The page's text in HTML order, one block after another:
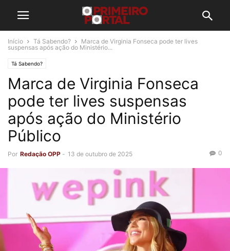
Início Tá Sabendo?
Marca de Virginia Fonseca pode ter lives
suspensas após ação do Ministério...
Tá Sabendo?
Marca de Virginia Fonseca
pode ter lives suspensas
após ação do Ministério
Público
Por Redação OPP - 13 de outubro de 2025 0